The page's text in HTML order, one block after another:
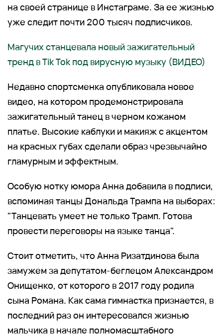
на своей странице в Инстаграме. За ее жизнью
уже следит почти 200 тысяч подписчиков.
Магучих станцевала новый зажигательный
тренд в Tik Tok под вирусную музыку (ВИДЕО)
Недавно спортсменка опубликовала новое
видео, на котором продемонстрировала
зажигательный танец в черном кожаном
платье. Высокие каблуки и макияж с акцентом
на красных губах сделали образ чрезвычайно
гламурным и эффектным.
Особую нотку юмора Анна добавила в подписи,
вспоминая танцы Дональда Трампа на выборах:
"Танцевать умеет не только Трамп. Готова
провести переговоры на языке танца".
Стоит отметить, что Анна Ризатдинова была
замужем за депутатом-беглецом Александром
Онищенко, от которого в 2017 году родила
сына Романа. Как сама гимнастка признается, в
последний раз он интересовался жизнью
мальчика в начале полномасштабного